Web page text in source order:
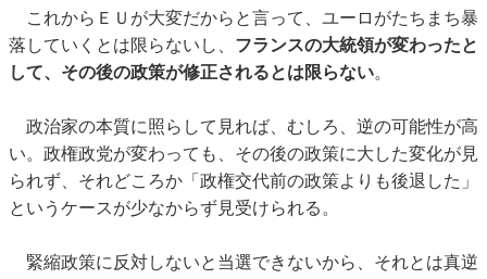
これからＥＵが大変だからと言って、ユーロがたちまち暴
落していくとは限らないし、 フランスの大統領が変わったと
して、その後の政策が修正されるとは限らない。
政治家の本質に照らして見れば、むしろ、逆の可能性が高
い。政権政党が変わっても、その後の政策に大した変化が見
られず、それどころか「政権交代前の政策よりも後退した」
というケースが少なからず見受けられる。
緊縮政策に反対しないと当選できないから、それとは真逆